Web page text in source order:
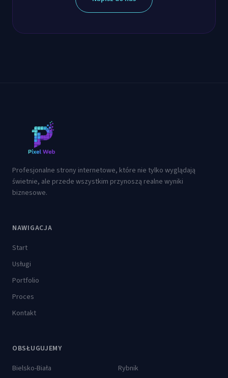
Profesjonalne strony internetowe, które nie tylko wyglądają
świetnie, ale przede wszystkim przynoszą realne wyniki
biznesowe.
NAWIGACJA
Start
Usługi
Portfolio
Proces
Kontakt
OBSŁUGUJEMY
Bielsko-Biała
Rybnik